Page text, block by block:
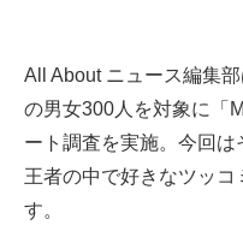
All About ニュース編集
の男女300人を対象に「
ート調査を実施。今回
王者の中で好きなツッコ
す。